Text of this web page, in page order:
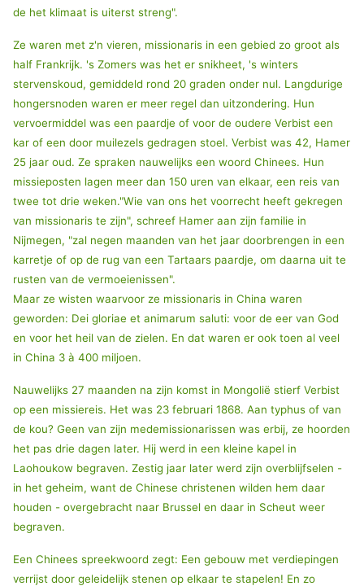
de het klimaat is uiterst streng".
Ze waren met z'n vieren, missionaris in een gebied zo groot als
half Frankrijk. 's Zomers was het er snikheet, 's winters
stervenskoud, gemiddeld rond 20 graden onder nul. Langdurige
hongersnoden waren er meer regel dan uitzondering. Hun
vervoermiddel was een paardje of voor de oudere Verbist een
kar of een door muilezels gedragen stoel. Verbist was 42, Hamer
25 jaar oud. Ze spraken nauwelijks een woord Chinees. Hun
missieposten lagen meer dan 150 uren van elkaar, een reis van
twee tot drie weken."Wie van ons het voorrecht heeft gekregen
van missionaris te zijn", schreef Hamer aan zijn familie in
Nijmegen, "zal negen maanden van het jaar doorbrengen in een
karretje of op de rug van een Tartaars paardje, om daarna uit te
rusten van de vermoeienissen".
Maar ze wisten waarvoor ze missionaris in China waren
geworden: Dei gloriae et animarum saluti: voor de eer van God
en voor het heil van de zielen. En dat waren er ook toen al veel
in China 3 à 400 miljoen.
Nauwelijks 27 maanden na zijn komst in Mongolië stierf Verbist
op een missiereis. Het was 23 februari 1868. Aan typhus of van
de kou? Geen van zijn medemissionarissen was erbij, ze hoorden
het pas drie dagen later. Hij werd in een kleine kapel in
Laohoukow begraven. Zestig jaar later werd zijn overblijfselen -
in het geheim, want de Chinese christenen wilden hem daar
houden - overgebracht naar Brussel en daar in Scheut weer
begraven.
Een Chinees spreekwoord zegt: Een gebouw met verdiepingen
verrijst door geleidelijk stenen op elkaar te stapelen! En zo